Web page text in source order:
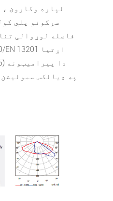
لپاره وکاروئ
سړکونو پلي